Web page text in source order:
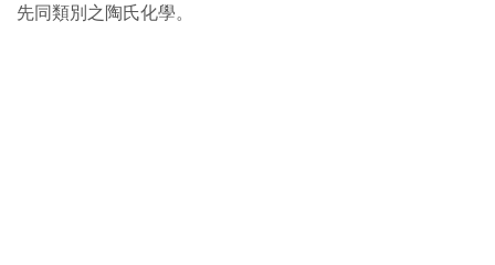
先同類別之陶氏化學。